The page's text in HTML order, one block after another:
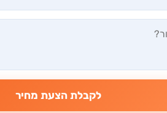
לקבלת הצעת מחיר